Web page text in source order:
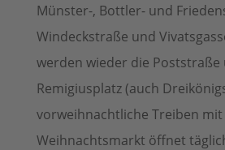
Münster-, Bottler- und
Windeckstraße und
werden wieder die Poststraße
Remigiusplatz (auch
vorweihnachtliche Treiben mit
Weihnachtsmarkt öffnet